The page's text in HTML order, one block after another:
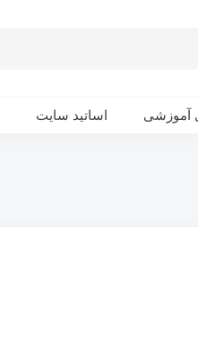
آموزشی اساتید سایت